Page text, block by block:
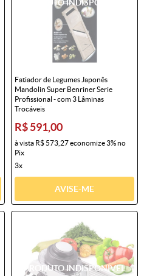
Fatiador de Legumes Japonês
Mandolin Super Benriner Serie
Profissional - com 3 Lâminas
Trocáveis
R$ 591,00
à vista R$ 573,27economize3%no
Pix
3x
AVISE-ME